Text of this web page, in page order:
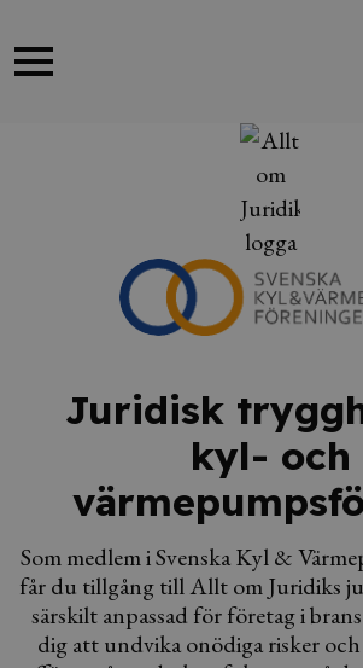
Juridisk
kyl- och
Som medlem i Svenska Kyl &
får du tillgång till Allt om Juridiks
särskilt anpassad för företag i
dig att undvika onödiga risker